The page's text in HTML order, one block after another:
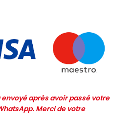
après avoir passé votre
Merci de votre